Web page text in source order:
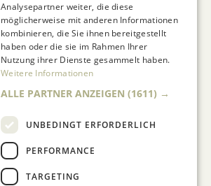
Das Kind im Elternbett
Analysepartner weiter, die diese
möglicherweise mit anderen Informationen
kombinieren, die Sie ihnen bereitgestellt
haben oder die sie im Rahmen Ihrer
Nutzung ihrer Dienste gesammelt haben.
Weitere Informationen
ALLE PARTNER ANZEIGEN (1611) →
UNBEDINGT ERFORDERLICH
PERFORMANCE
TARGETING